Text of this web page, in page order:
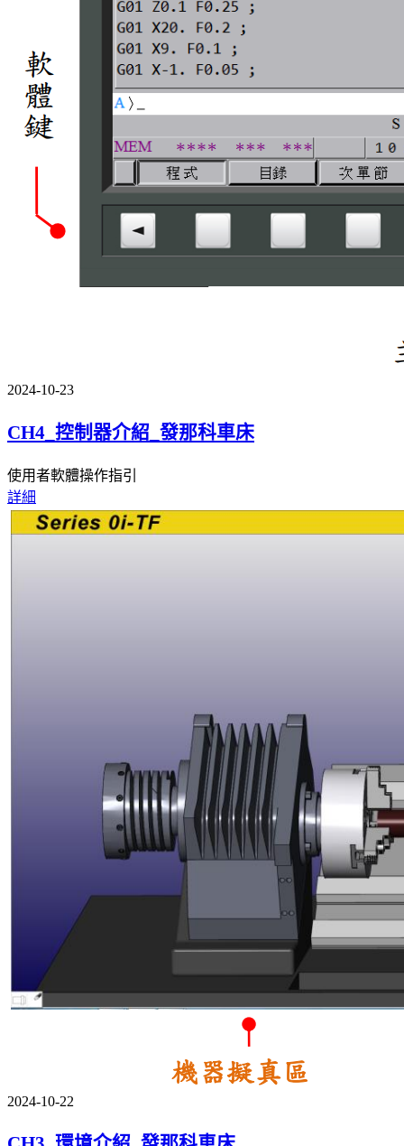
2024-10-23
CH4_控制器介紹_發那科車床
使用者軟體操作指引
詳細
2024-10-22